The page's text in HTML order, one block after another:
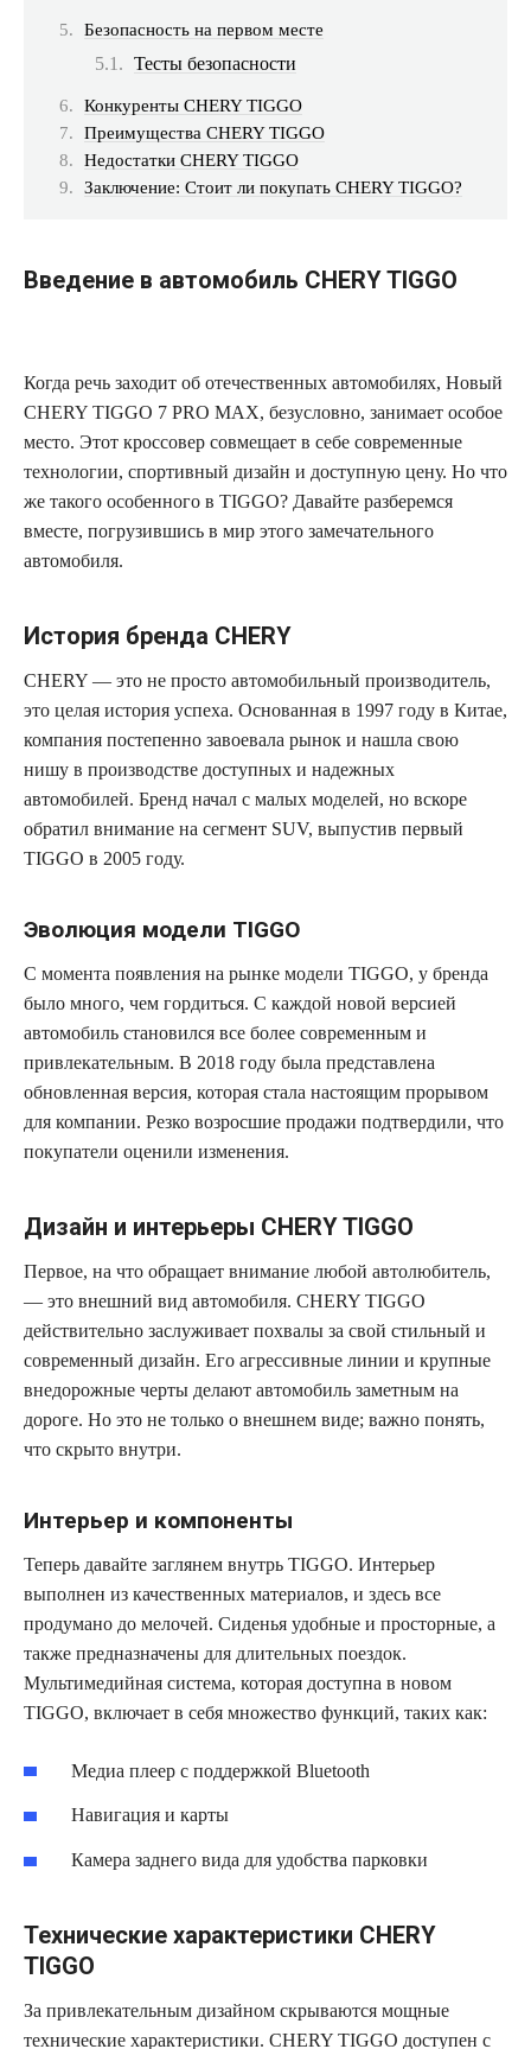
Безопасность на первом месте
Тесты безопасности
Конкуренты CHERY TIGGO
Преимущества CHERY TIGGO
Недостатки CHERY TIGGO
Заключение: Стоит ли покупать CHERY TIGGO?
Введение в автомобиль CHERY TIGGO
Когда речь заходит об отечественных автомобилях, Новый
CHERY TIGGO 7 PRO MAX, безусловно, занимает особое
место. Этот кроссовер совмещает в себе современные
технологии, спортивный дизайн и доступную цену. Но что
же такого особенного в TIGGO? Давайте разберемся
вместе, погрузившись в мир этого замечательного
автомобиля.
История бренда CHERY
CHERY — это не просто автомобильный производитель,
это целая история успеха. Основанная в 1997 году в Китае,
компания постепенно завоевала рынок и нашла свою
нишу в производстве доступных и надежных
автомобилей. Бренд начал с малых моделей, но вскоре
обратил внимание на сегмент SUV, выпустив первый
TIGGO в 2005 году.
Эволюция модели TIGGO
С момента появления на рынке модели TIGGO, у бренда
было много, чем гордиться. С каждой новой версией
автомобиль становился все более современным и
привлекательным. В 2018 году была представлена
обновленная версия, которая стала настоящим прорывом
для компании. Резко возросшие продажи подтвердили, что
покупатели оценили изменения.
Дизайн и интерьеры CHERY TIGGO
Первое, на что обращает внимание любой автолюбитель,
— это внешний вид автомобиля. CHERY TIGGO
действительно заслуживает похвалы за свой стильный и
современный дизайн. Его агрессивные линии и крупные
внедорожные черты делают автомобиль заметным на
дороге. Но это не только о внешнем виде; важно понять,
что скрыто внутри.
Интерьер и компоненты
Теперь давайте заглянем внутрь TIGGO. Интерьер
выполнен из качественных материалов, и здесь все
продумано до мелочей. Сиденья удобные и просторные, а
также предназначены для длительных поездок.
Мультимедийная система, которая доступна в новом
TIGGO, включает в себя множество функций, таких как:
Медиа плеер с поддержкой Bluetooth
Навигация и карты
Камера заднего вида для удобства парковки
Технические характеристики CHERY
TIGGO
За привлекательным дизайном скрываются мощные
технические характеристики. CHERY TIGGO доступен с